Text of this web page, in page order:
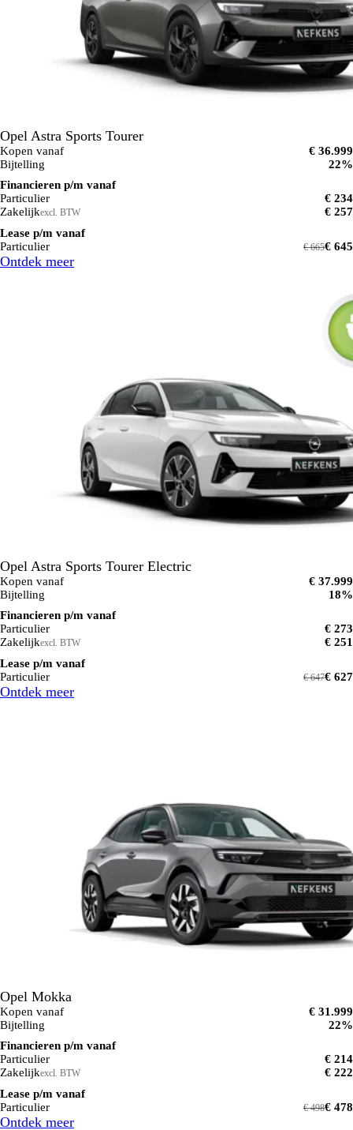
Opel Astra Sports Tourer
Kopen vanaf
€ 36.999
Bijtelling
22%
Financieren p/m vanaf
Particulier
€ 234
Zakelijkexcl. BTW
€ 257
Lease p/m vanaf
Particulier
€ 645
€ 665
Ontdek meer
Opel Astra Sports Tourer Electric
Kopen vanaf
€ 37.999
Bijtelling
18%
Financieren p/m vanaf
Particulier
€ 273
Zakelijkexcl. BTW
€ 251
Lease p/m vanaf
Particulier
€ 627
€ 647
Ontdek meer
Opel Mokka
Kopen vanaf
€ 31.999
Bijtelling
22%
Financieren p/m vanaf
Particulier
€ 214
Zakelijkexcl. BTW
€ 222
Lease p/m vanaf
Particulier
€ 478
€ 498
Ontdek meer